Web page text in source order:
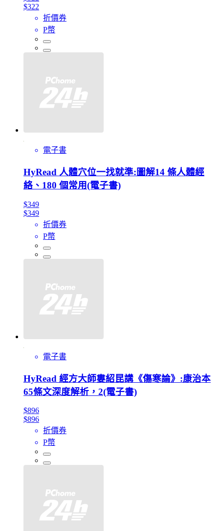
$322
折價券
P幣
電子書
HyRead 人體穴位一找就準:圖解14 條人體經
絡、180 個常用(電子書)
$349
$349
折價券
P幣
電子書
HyRead 經方大師婁紹昆講《傷寒論》:康治本
65條文深度解析，2(電子書)
$896
$896
折價券
P幣